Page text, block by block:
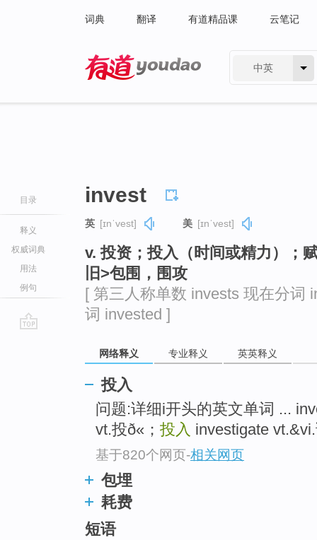
词典 翻译 有道精品课 云笔记
中英
目录
释义
权威词典
用法
例句
invest
英 [ɪnˈvest] 美 [ɪnˈvest]
v. 投资；投入（时间或精力）
旧>包围，围攻
[ 第三人称单数 invests 现在分词
词 invested ]
网络释义 专业释义 英英释义
投入
问题:详细i开头的英文单词 ...
vt.投ð«； 投入 investigate
基于820个网页-相关网页
包埋
耗费
短语